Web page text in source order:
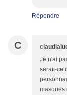
Répondre
C
Je n'ai
serait-ce
masques